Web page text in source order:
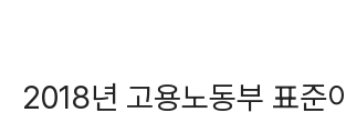
2018년 고용노동부 표준